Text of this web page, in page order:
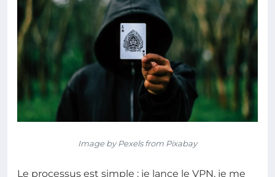
Image by Pexels from Pixabay
Le processus est simple : je lance le VPN, je me